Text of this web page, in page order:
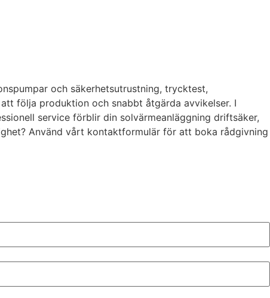
och säkerhetsutrustning, trycktest,
följa produktion och snabbt åtgärda avvikelser. I
service förblir din solvärmeanläggning driftsäker,
Använd vårt kontaktformulär för att boka rådgivning